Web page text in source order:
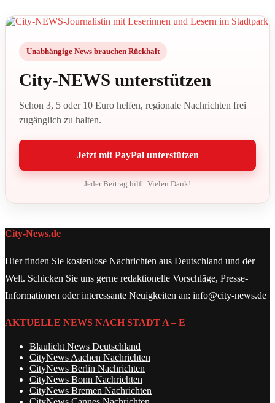
Unabhängige News brauchen Rückhalt
City-NEWS unterstützen
Schon 3, 5 oder 10 Euro helfen, regionale Nachrichten frei
zugänglich zu halten.
Jetzt mit PayPal unterstützen
Jeder Beitrag hilft. Vielen Dank!
City-News.de
Hier finden Sie kostenlose Nachrichten aus Deutschland und der
Welt. Schicken Sie uns gerne redaktionelle Vorschläge, Presse-
Informationen oder interessante Neuigkeiten an: info@city-news.de
AKTUELLE NEWS NACH STADT A – E
Blaulicht News Deutschland
CityNews Aachen Nachrichten
CityNews Berlin Nachrichten
CityNews Bonn Nachrichten
CityNews Bremen Nachrichten